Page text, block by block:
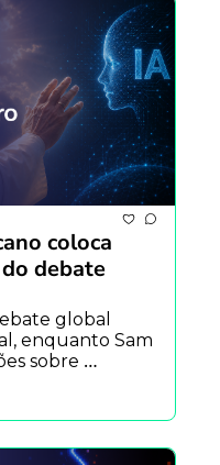
coloca
debate
global
enquanto Sam
sobre
OpenZeppelin
no DeFi.